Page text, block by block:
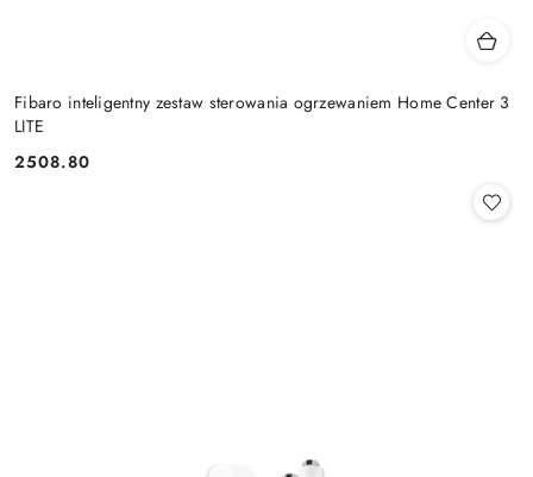
Fibaro inteligentny zestaw sterowania ogrzewaniem Home Center 3
LITE
Cena:
2508.80